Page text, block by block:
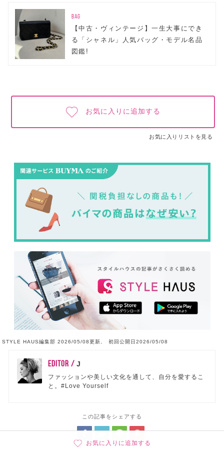
BAG
【中古・ヴィンテージ】一生大事にでき
る「シャネル」人気バッグ・モデル名品
図鑑!
お気に入りに追加する
お気に入りリストを見る
お気に入りに追加する
STYLE HAUS編集部 2026/05/08更新, 初回公開日2026/05/08
EDITOR /J
ファッションや美しい文化を通して、自分を愛するこ
と。#Love Yourself
この記事をシェアする